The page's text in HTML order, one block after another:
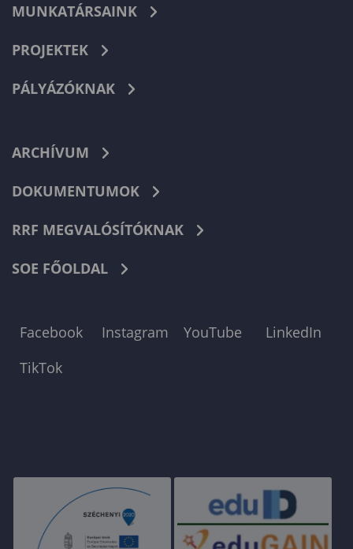
MUNKATÁRSAINK
PROJEKTEK
PÁLYÁZÓKNAK
ARCHÍVUM
DOKUMENTUMOK
RRF MEGVALÓSÍTÓKNAK
SOE FŐOLDAL
Facebook Instagram YouTube
LinkedIn
TikTok